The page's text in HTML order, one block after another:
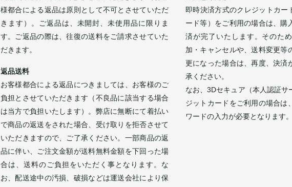
様都合による返品は原則として不可とさせていただ
きます）。ご返品は、未開封、未使用品に限りま
す。ご返品の際は、往復の送料をご請求させていた
だきます。
返品送料
お客様都合による返品につきましては、お客様のご
負担とさせていただきます（不良品に該当する場合
は当方で負担いたします）。弊店に無断にて着払い
で商品の返送をされた場合、受け取りを拒否させて
いただきますので、ご了承ください。一部商品の返
品に伴い、ご注文金額が送料無料金額を下回った場
合は、送料のご負担をいただく事となります。な
お、配送途中の汚損、破損などは運送会社により保
即時決済方式のクレジットカー
ード等）をご利用の場合は、購
済が完了いたします。そのた
加・キャンセルや、送料変更等
更になった場合は、再度、決済
承ください。
なお、3Dセキュア（本人認証サ
ジットカードをご利用の場合は
ワードの入力が必要となります